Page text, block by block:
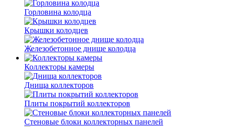
Горловина колодца
Крышки колодцев
Железобетонное днище колодца
Коллекторы камеры
Днища коллекторов
Плиты покрытий коллекторов
Стеновые блоки коллекторных панелей